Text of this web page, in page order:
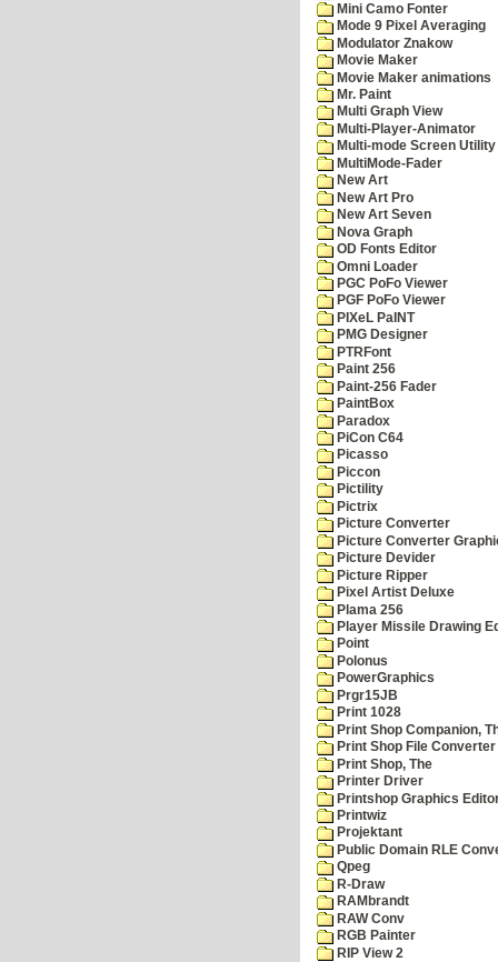
Mini Camo Fonter
Mode 9 Pixel Averaging
Modulator Znakow
Movie Maker
Movie Maker animations
Mr. Paint
Multi Graph View
Multi-Player-Animator
Multi-mode Screen Utility
MultiMode-Fader
New Art
New Art Pro
New Art Seven
Nova Graph
OD Fonts Editor
Omni Loader
PGC PoFo Viewer
PGF PoFo Viewer
PIXeL PaINT
PMG Designer
PTRFont
Paint 256
Paint-256 Fader
PaintBox
Paradox
PiCon C64
Picasso
Piccon
Pictility
Pictrix
Picture Converter
Picture Converter
Picture Devider
Picture Ripper
Pixel Artist Deluxe
Plama 256
Player Missile Drawing
Point
Polonus
PowerGraphics
Prgr15JB
Print 1028
Print Shop Companion,
Print Shop File Converter
Print Shop, The
Printer Driver
Printshop Graphics
Printwiz
Projektant
Public Domain RLE
Qpeg
R-Draw
RAMbrandt
RAW Conv
RGB Painter
RIP View 2